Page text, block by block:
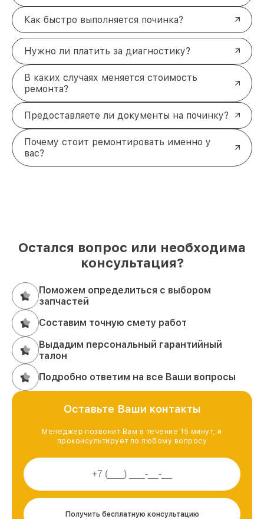
Как быстро выполняется починка?
Нужно ли платить за диагностику?
В каких случаях меняется стоимость
ремонта?
Предоставляете ли документы на починку?
Почему стоит ремонтировать именно у
вас?
Остался вопрос или необходима
консультация?
Поможем определиться с выбором
запчастей
Составим точную смету работ
Выдадим персональный гарантийный
талон
Подробно ответим на все Ваши вопросы
Оставьте Ваши контакты
Менеджер позвонит Вам в течение 15 минут, и
проконсультирует по любому вопросу
Получить бесплатную консультацию